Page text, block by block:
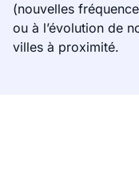
(nouvelles
ou à l’évolution de
villes à proximité.